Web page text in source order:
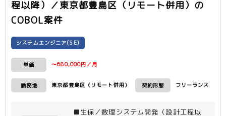
程以降）／東京都豊島区（リモート併用） の
COBOL案件
システムエンジニア(SE)
単価 〜680,000円／月
勤務地 東京都豊島区（リモート併用） 契約形態 フリーランス
■生保／数理システム開発（設計工程以